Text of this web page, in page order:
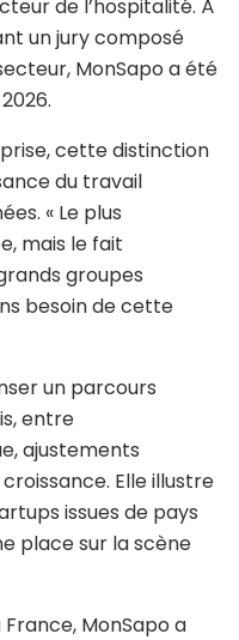
de l’hospitalité. À
un jury composé
MonSapo a été
cette distinction
du travail
« Le plus
mais le fait
groupes
besoin de cette
un parcours
entre
ajustements
Elle illustre
issues de pays
place sur la scène
MonSapo a